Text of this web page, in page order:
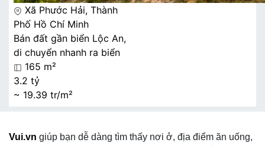
Xã Phước Hải, Thành
Phố Hồ Chí Minh
Bán đất gần biển Lộc An,
di chuyển nhanh ra biển
165 m²
3.2 tỷ
~ 19.39 tr/m²
Vui.vn giúp bạn dễ dàng tìm thấy nơi ở, địa điểm ăn uống,